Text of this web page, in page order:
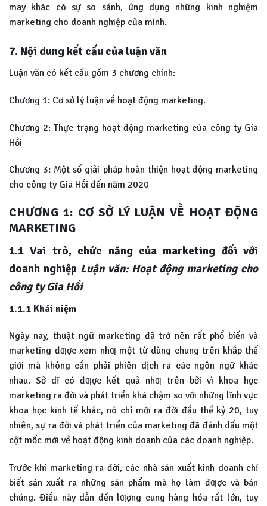
may khác có sự so sánh, ứng dụng những kinh nghiệm
marketing cho doanh nghiệp của mình.
7. Nội dung kết cấu của luận văn
Luận văn có kết cấu gồm 3 chương chính:
Chương 1: Cơ sở lý luận về hoạt động marketing.
Chương 2: Thực trạng hoạt động marketing của công ty Gia
Hồi
Chương 3: Một số giải pháp hoàn thiện hoạt động marketing
cho công ty Gia Hồi đến năm 2020
CHƯƠNG 1: CƠ SỞ LÝ LUẬN VỀ HOẠT ĐỘNG
MARKETING
1.1 Vai trò, chức năng của marketing đối với
doanh nghiệp Luận văn: Hoạt động marketing cho
công ty Gia Hồi
1.1.1 Khái niệm
Ngày nay, thuật ngữ marketing đã trở nên rất phổ biến và
marketing đƣợc xem nhƣ một từ dùng chung trên khắp thế
giới mà không cần phải phiên dịch ra các ngôn ngữ khác
nhau. Sở dĩ có đƣợc kết quả nhƣ trên bởi vì khoa học
marketing ra đời và phát triển khá chậm so với những lĩnh vực
khoa học kinh tế khác, nó chỉ mới ra đời đầu thế kỷ 20, tuy
nhiên, sự ra đời và phát triển của marketing đã đánh dấu một
cột mốc mới về hoạt động kinh doanh của các doanh nghiệp.
Trước khi marketing ra đời, các nhà sản xuất kinh doanh chỉ
biết sản xuất ra những sản phẩm mà họ làm đƣợc và bán
chúng. Điều này dẫn đến lƣợng cung hàng hóa rất lớn, tuy